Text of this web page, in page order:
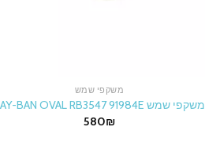
משקפי שמש
משקפי שמש RAY-BAN OVAL RB3547 91984E
580₪